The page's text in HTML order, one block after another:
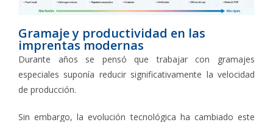
Gramaje y productividad en las
imprentas modernas
Durante años se pensó que trabajar con gramajes
especiales suponía reducir significativamente la velocidad
de producción.
Sin embargo, la evolución tecnológica ha cambiado este